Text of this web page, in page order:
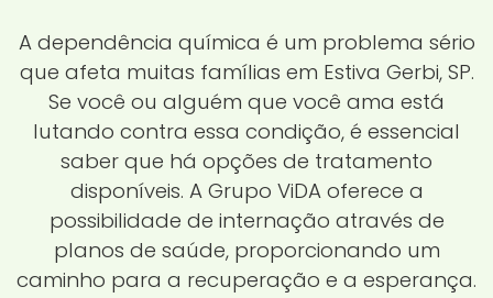
A dependência química é um problema sério
que afeta muitas famílias em Estiva Gerbi, SP.
Se você ou alguém que você ama está
lutando contra essa condição, é essencial
saber que há opções de tratamento
disponíveis. A Grupo ViDA oferece a
possibilidade de internação através de
planos de saúde, proporcionando um
caminho para a recuperação e a esperança.